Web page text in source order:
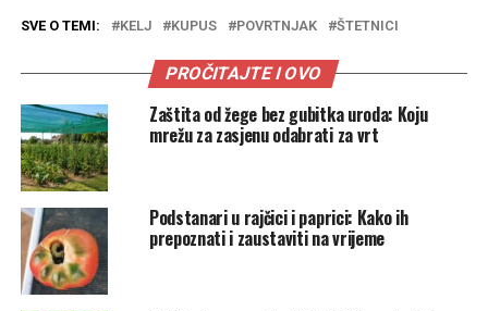
SVE O TEMI: KELJ KUPUS POVRTNJAK ŠTETNICI
PROČITAJTE I OVO
Zaštita od žege bez gubitka uroda: Koju
mrežu za zasjenu odabrati za vrt
Podstanari u rajčici i paprici: Kako ih
prepoznati i zaustaviti na vrijeme